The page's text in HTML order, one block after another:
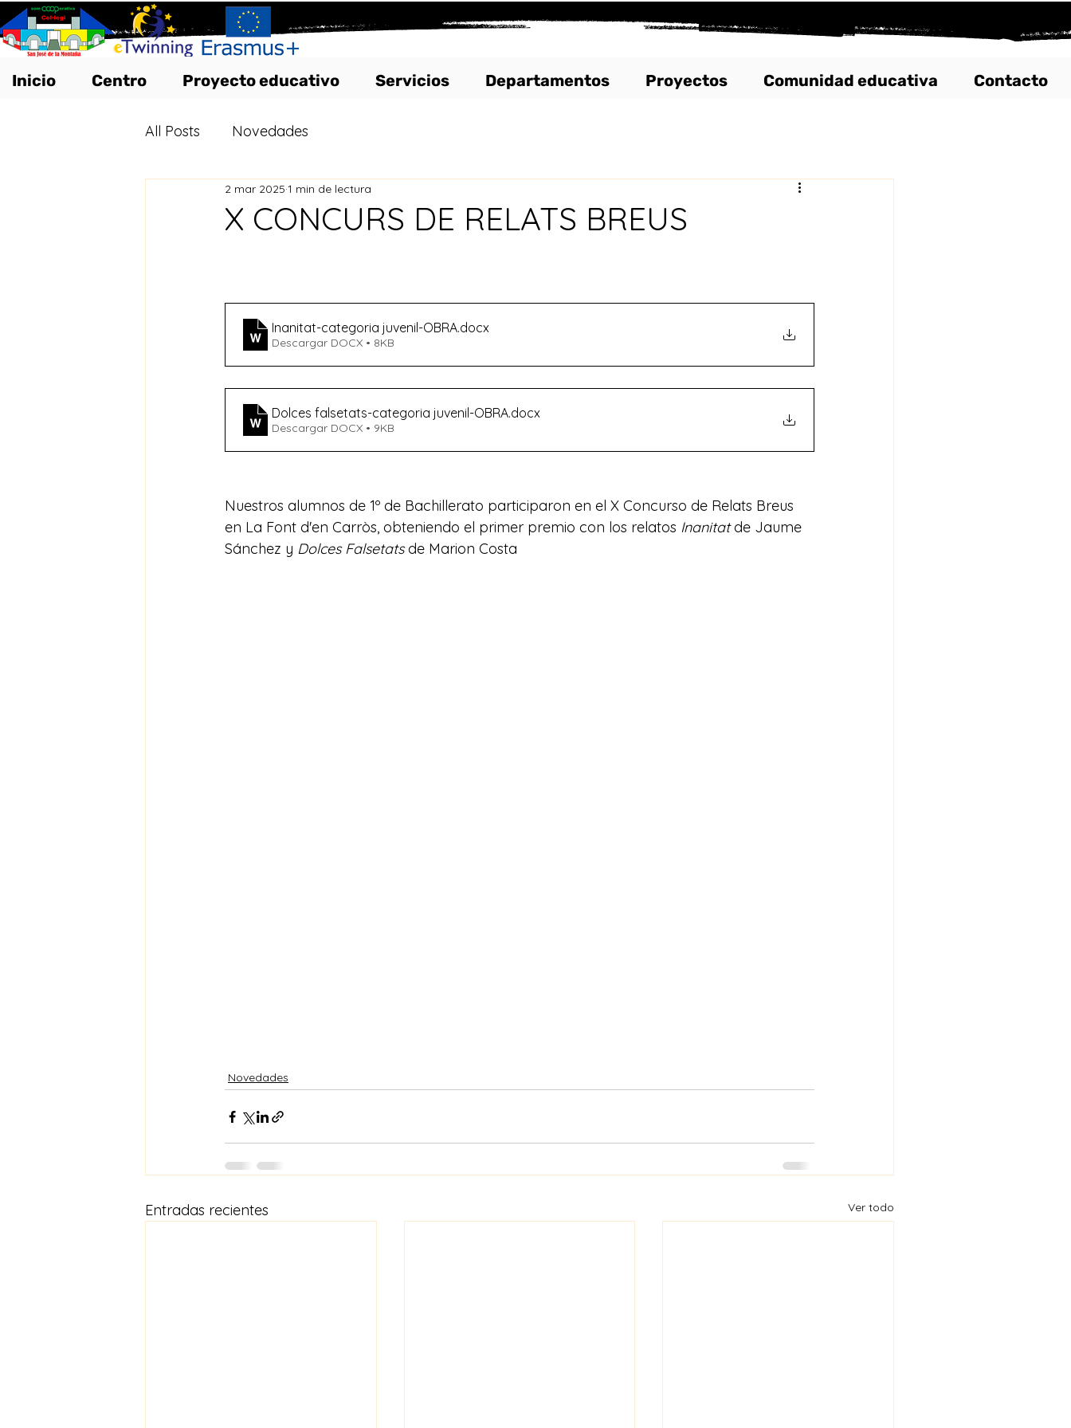
Inicio Centro Proyecto educativo Servicios Departamentos Proyectos Comunidad educativa Contacto
All Posts Novedades
X CONCURS DE RELATS BREUS
2 mar 2025 1 min de lectura
Inanitat-categoria juvenil-OBRA.docx
Descargar DOCX • 8KB
Dolces falsetats-categoria juvenil-OBRA.docx
Descargar DOCX • 9KB
Nuestros alumnos de 1º de Bachillerato participaron en el X Concurso de Relats Breus
en La Font d'en Carròs, obteniendo el primer premio con los relatos Inanitat de Jaume
Sánchez y Dolces Falsetats de Marion Costa
Novedades
Entradas recientes Ver todo